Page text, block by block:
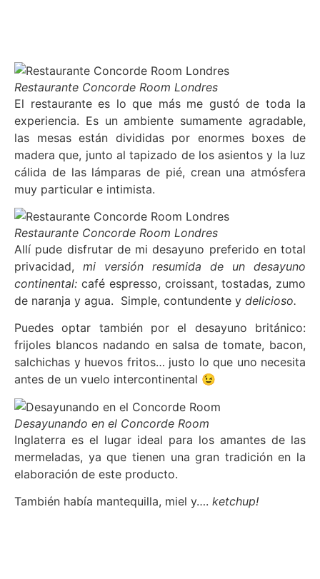
Restaurante Concorde Room Londres
El restaurante es lo que más me gustó de toda la
experiencia. Es un ambiente sumamente agradable,
las mesas están divididas por enormes boxes de
madera que, junto al tapizado de los asientos y la luz
cálida de las lámparas de pié, crean una atmósfera
muy particular e intimista.
Restaurante Concorde Room Londres
Allí pude disfrutar de mi desayuno preferido en total
privacidad, mi versión resumida de un desayuno
continental: café espresso, croissant, tostadas, zumo
de naranja y agua. Simple, contundente y delicioso.
Puedes optar también por el desayuno británico:
frijoles blancos nadando en salsa de tomate, bacon,
salchichas y huevos fritos… justo lo que uno necesita
antes de un vuelo intercontinental 😉
Desayunando en el Concorde Room
Inglaterra es el lugar ideal para los amantes de las
mermeladas, ya que tienen una gran tradición en la
elaboración de este producto.
También había mantequilla, miel y…. ketchup!